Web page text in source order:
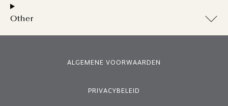
Other
ALGEMENE VOORWAARDEN
PRIVACYBELEID